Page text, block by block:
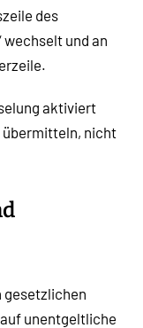
des
und an
aktiviert
übermitteln, nicht
gesetzlichen
unentgeltliche